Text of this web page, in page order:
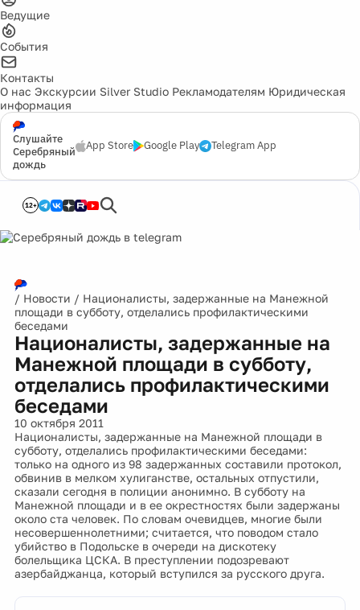
Ведущие
События
Контакты
О нас Экскурсии Silver Studio Рекламодателям Юридическая
информация
Слушайте
Серебряный
дождь
App Store Google Play Telegram App
12+
/ Новости / Националисты, задержанные на Манежной
площади в субботу, отделались профилактическими
беседами
Националисты, задержанные на
Манежной площади в субботу,
отделались профилактическими
беседами
10 октября 2011
Националисты, задержанные на Манежной площади в
субботу, отделались профилактическими беседами:
только на одного из 98 задержанных составили протокол,
обвинив в мелком хулиганстве, остальных отпустили,
сказали сегодня в полиции анонимно. В субботу на
Манежной площади и в ее окрестностях были задержаны
около ста человек. По словам очевидцев, многие были
несовершеннолетними; считается, что поводом стало
убийство в Подольске в очереди на дискотеку
болельщика ЦСКА. В преступлении подозревают
азербайджанца, который вступился за русского друга.